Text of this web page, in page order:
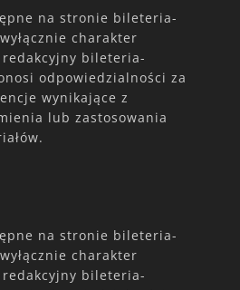
na stronie bileteria-
charakter
redakcyjny bileteria-
odpowiedzialności za
wynikające z
lub zastosowania
na stronie bileteria-
charakter
redakcyjny bileteria-